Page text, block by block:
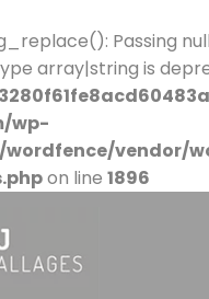
Passing
array|string is
wp-
vendor/
on line 1896